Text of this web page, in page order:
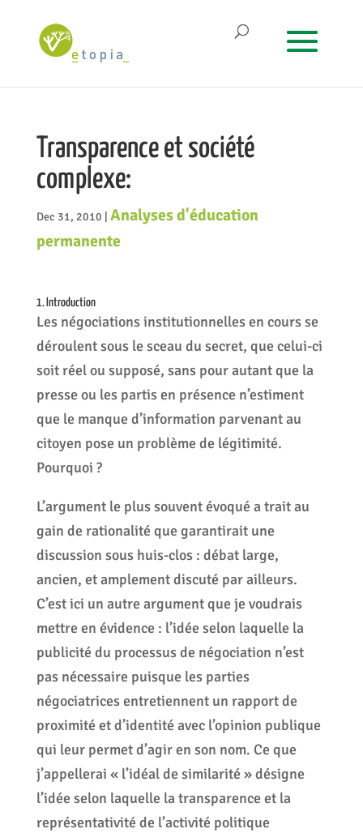
Transparence et société
complexe:
Dec 31, 2010
Analyses d'éducation
permanente
1. Introduction
Les négociations institutionnelles en cours se
déroulent sous le sceau du secret, que celui-ci
soit réel ou supposé, sans pour autant que la
presse ou les partis en présence n’estiment
que le manque d’information parvenant au
citoyen pose un problème de légitimité.
Pourquoi ?
L’argument le plus souvent évoqué a trait au
gain de rationalité que garantirait une
discussion sous huis-clos : débat large,
ancien, et amplement discuté par ailleurs.
C’est ici un autre argument que je voudrais
mettre en évidence : l’idée selon laquelle la
publicité du processus de négociation n’est
pas nécessaire puisque les parties
négociatrices entretiennent un rapport de
proximité et d’identité avec l’opinion publique
qui leur permet d’agir en son nom. Ce que
j’appellerai « l’idéal de similarité » désigne
l’idée selon laquelle la transparence et la
représentativité de l’activité politique